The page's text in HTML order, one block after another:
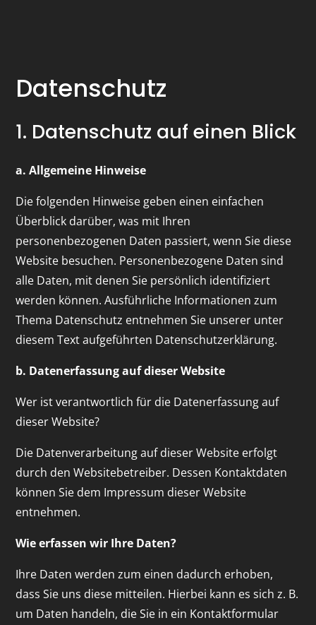
Datenschutz
1. Datenschutz auf einen Blick
a. Allgemeine Hinweise
Die folgenden Hinweise geben einen einfachen
Überblick darüber, was mit Ihren
personenbezogenen Daten passiert, wenn Sie diese
Website besuchen. Personenbezogene Daten sind
alle Daten, mit denen Sie persönlich identifiziert
werden können. Ausführliche Informationen zum
Thema Datenschutz entnehmen Sie unserer unter
diesem Text aufgeführten Datenschutzerklärung.
b. Datenerfassung auf dieser Website
Wer ist verantwortlich für die Datenerfassung auf
dieser Website?
Die Datenverarbeitung auf dieser Website erfolgt
durch den Websitebetreiber. Dessen Kontaktdaten
können Sie dem Impressum dieser Website
entnehmen.
Wie erfassen wir Ihre Daten?
Ihre Daten werden zum einen dadurch erhoben,
dass Sie uns diese mitteilen. Hierbei kann es sich z. B.
um Daten handeln, die Sie in ein Kontaktformular